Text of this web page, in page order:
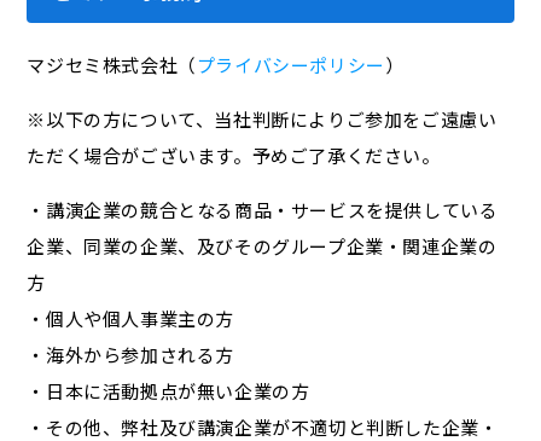
マジセミ株式会社（プライバシーポリシー）
※以下の方について、当社判断によりご参加をご遠慮い
ただく場合がございます。予めご了承ください。
・講演企業の競合となる商品・サービスを提供している
企業、同業の企業、及びそのグループ企業・関連企業の
方
・個人や個人事業主の方
・海外から参加される方
・日本に活動拠点が無い企業の方
・その他、弊社及び講演企業が不適切と判断した企業・